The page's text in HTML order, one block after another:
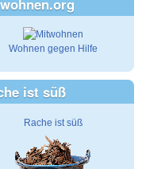
Wohnen gegen Hilfe
ist süß
Rache ist süß